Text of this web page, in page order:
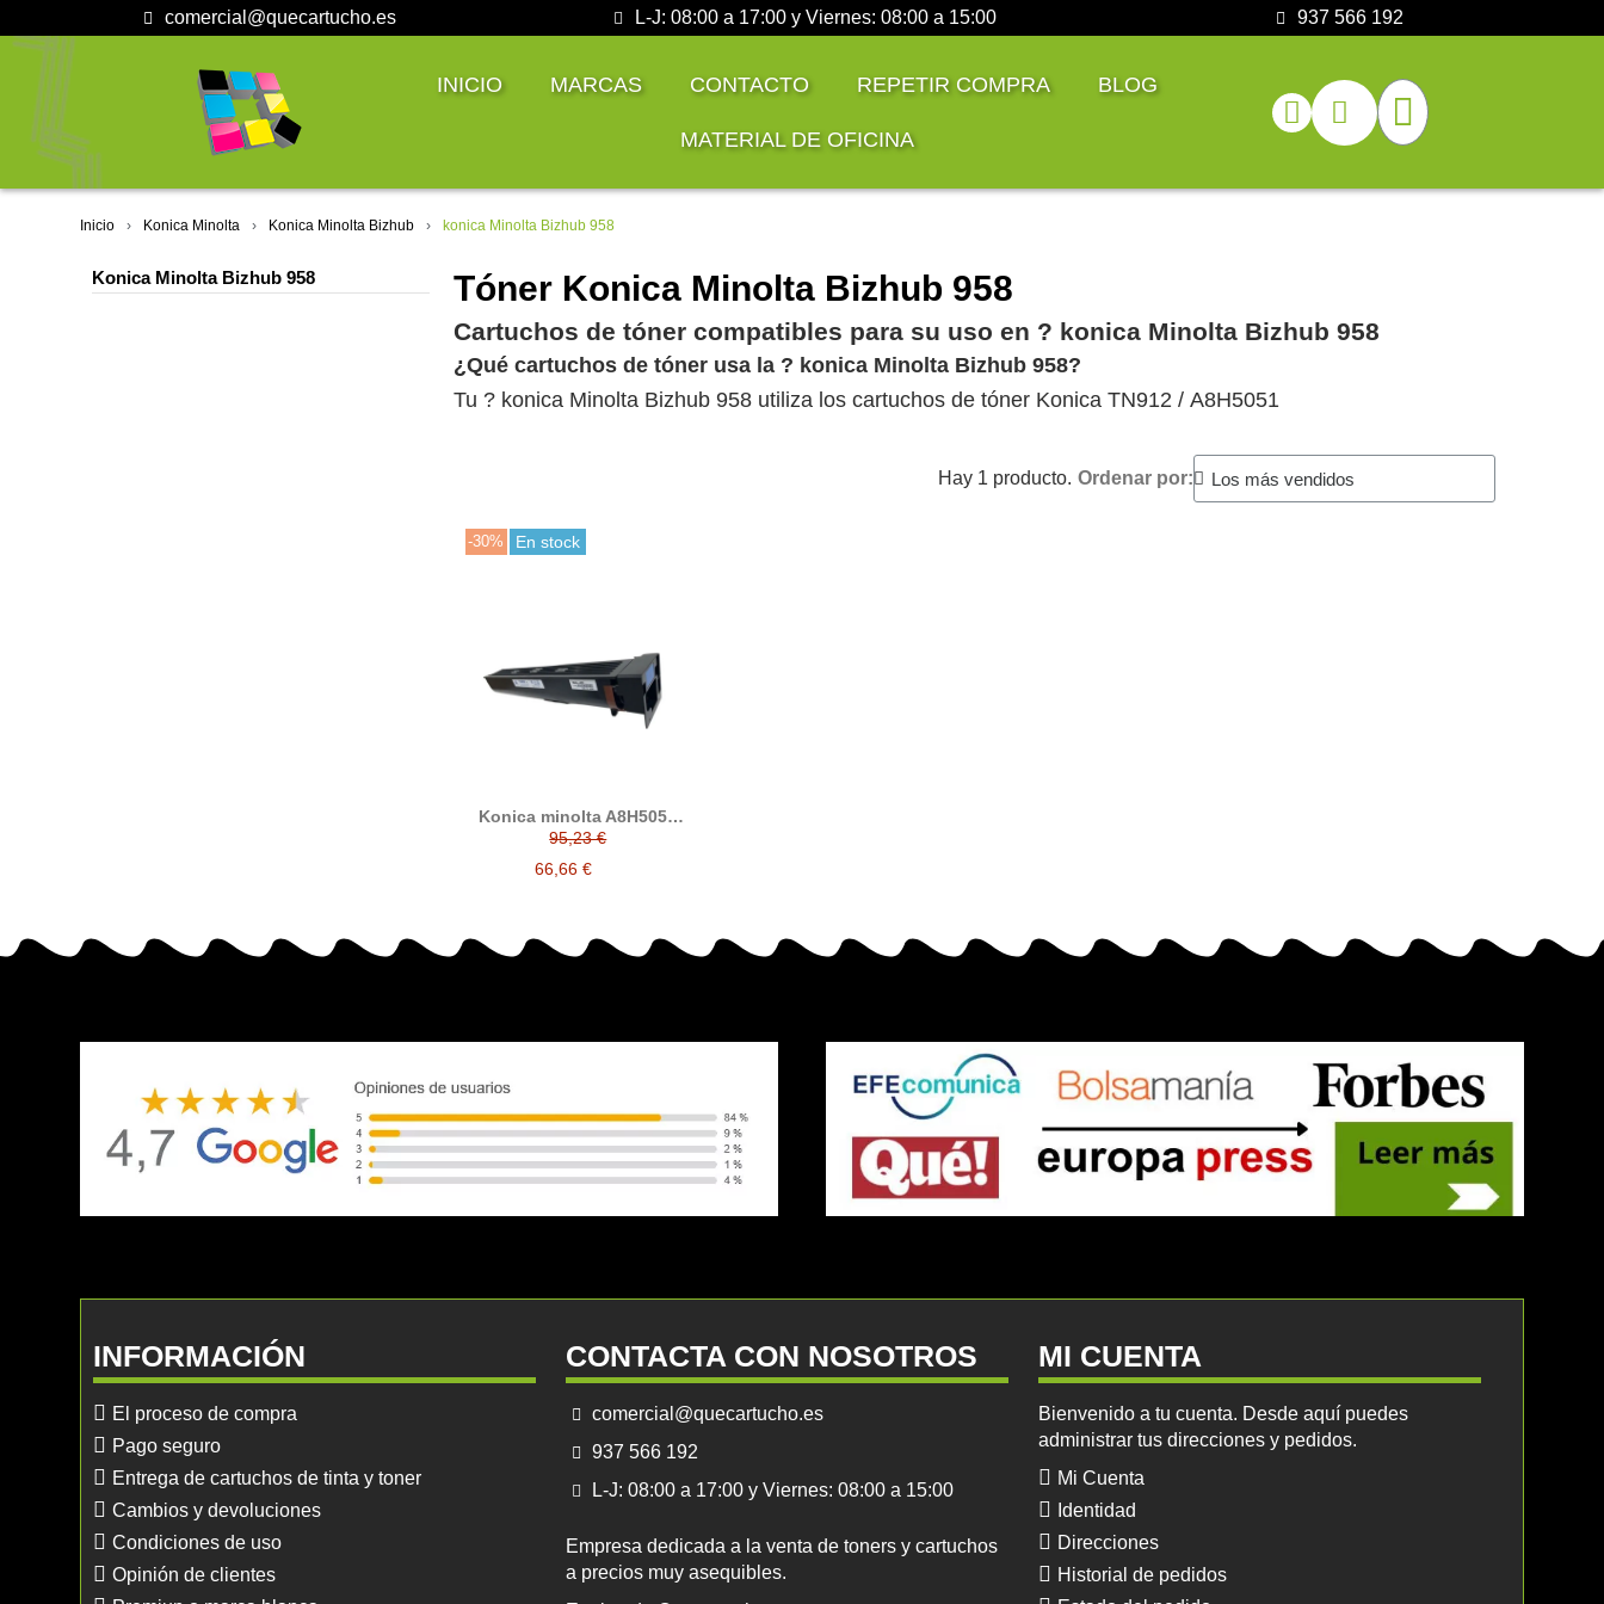
comercial@quecartucho.es L-J: 08:00 a 17:00 y Viernes: 08:00 a 15:00 937 566 192
INICIO MARCAS CONTACTO REPETIR COMPRA BLOG
MATERIAL DE OFICINA
Inicio Konica Minolta Konica Minolta Bizhub konica Minolta Bizhub 958
Konica Minolta Bizhub 958 Tóner Konica Minolta Bizhub 958
Cartuchos de tóner compatibles para su uso en ?️ konica Minolta Bizhub 958
¿Qué cartuchos de tóner usa la ?️ konica Minolta Bizhub 958?
Tu ?️ konica Minolta Bizhub 958 utiliza los cartuchos de tóner Konica TN912 / A8H5051
Hay 1 producto. Ordenar por:
-30% En stock
Konica minolta A8H5051
tóner compatible (TN912)
95,23 €
66,66 €
INFORMACIÓN
El proceso de compra
Pago seguro
Entrega de cartuchos de tinta y toner
Cambios y devoluciones
Condiciones de uso
Opinión de clientes
CONTACTA CON NOSOTROS
comercial@quecartucho.es
937 566 192
L-J: 08:00 a 17:00 y Viernes: 08:00 a 15:00
Empresa dedicada a la venta de toners y cartuchos
a precios muy asequibles.
MI CUENTA
Bienvenido a tu cuenta. Desde aquí puedes
administrar tus direcciones y pedidos.
Mi Cuenta
Identidad
Direcciones
Historial de pedidos